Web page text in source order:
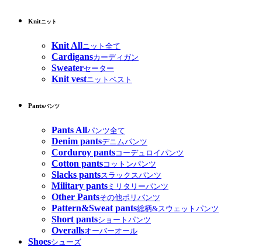
Knitニット
Knit Allニット全て
Cardigansカーディガン
Sweaterセーター
Knit vestニットベスト
Pantsパンツ
Pants Allパンツ全て
Denim pantsデニムパンツ
Corduroy pantsコーデュロイパンツ
Cotton pantsコットンパンツ
Slacks pantsスラックスパンツ
Military pants ミリタリーパンツ
Other Pantsその他ポリパンツ
Pattern&Sweat pants総柄&スウェットパンツ
Short pantsショートパンツ
Overallsオーバーオール
Shoesシューズ